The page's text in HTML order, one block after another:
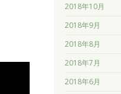
2018年10月
2018年9月
2018年8月
2018年7月
2018年6月